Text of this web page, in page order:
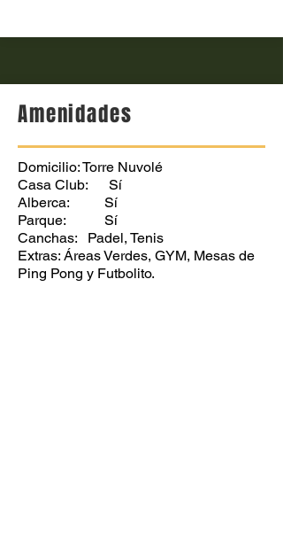
Amenidades
Domicilio: Torre Nuvolé
Casa Club: Sí
Alberca: Sí
Parque: Sí
Canchas: Padel, Tenis
Extras: Áreas Verdes, GYM, Mesas de
Ping Pong y Futbolito.